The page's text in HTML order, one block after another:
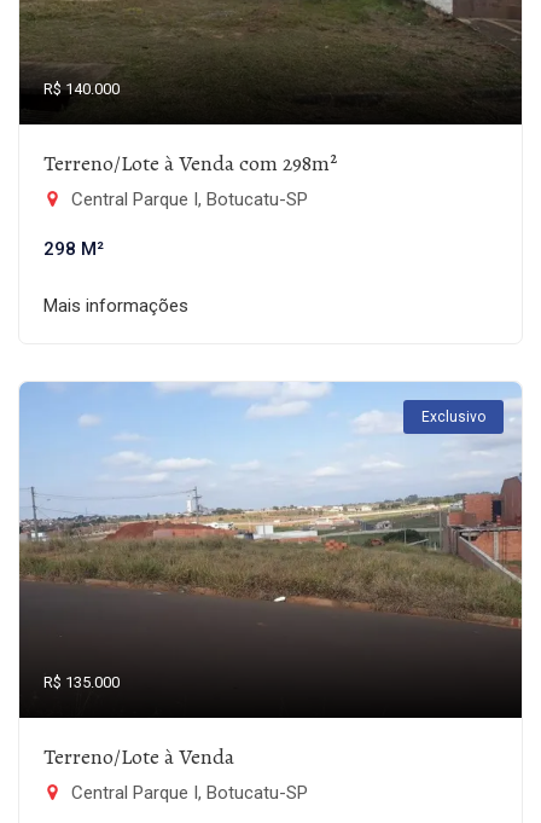
R$ 140.000
Terreno/Lote à Venda com 298m²
Central Parque I, Botucatu-SP
298 M²
Mais informações
Exclusivo
R$ 135.000
Terreno/Lote à Venda
Central Parque I, Botucatu-SP